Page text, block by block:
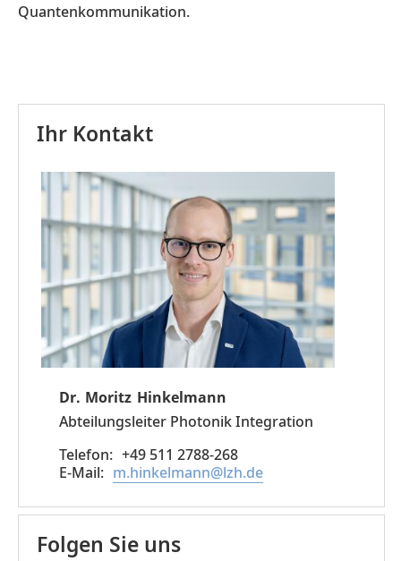
Quantenkommunikation.
Ihr Kontakt
Dr. Moritz Hinkelmann
Abteilungsleiter Photonik Integration
+49 511 2788-268
m.hinkelmann@lzh.de
Folgen Sie uns